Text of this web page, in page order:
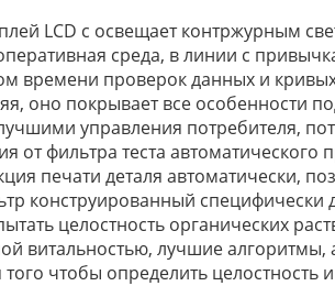
LCD с освещает контржурным
среда, в линии с
времени проверок данных и
оно покрывает все особенности
управления потребителя,
от фильтра теста
печати деталя автоматически,
конструированный специфически
целостность органических
витальностью, лучшие
чтобы определить целостность